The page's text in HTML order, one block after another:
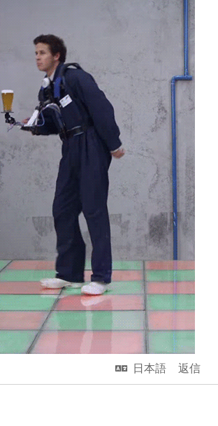
日本語 返信